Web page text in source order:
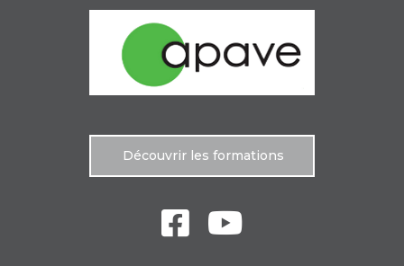
Découvrir les formations